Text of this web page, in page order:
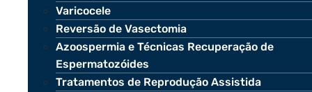
Varicocele
Reversão de Vasectomia
Azoospermia e Técnicas Recuperação de
Espermatozóides
Tratamentos de Reprodução Assistida